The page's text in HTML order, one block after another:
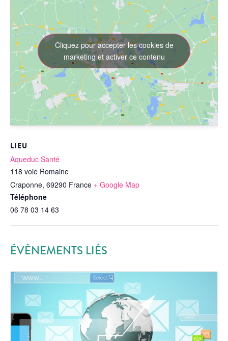
LIEU
Aqueduc Santé
118 voie Romaine
Craponne, 69290 France + Google Map
Téléphone
06 78 03 14 63
Cliquez pour accepter les cookies de
marketing et activer ce contenu
ÉVÈNEMENTS LIÉS